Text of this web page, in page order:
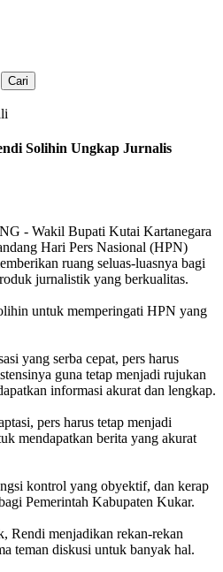
Cari
Solihin Ungkap Jurnalis
- Wakil Bupati Kutai Kartanegara
Hari Pers Nasional (HPN)
ruang seluas-luasnya bagi
jurnalistik yang berkualitas.
untuk memperingati HPN yang
yang serba cepat, pers harus
guna tetap menjadi rujukan
informasi akurat dan lengkap.
pers harus tetap menjadi
mendapatkan berita yang akurat
kontrol yang obyektif, dan kerap
Pemerintah Kabupaten Kukar.
Rendi menjadikan rekan-rekan
teman diskusi untuk banyak hal.